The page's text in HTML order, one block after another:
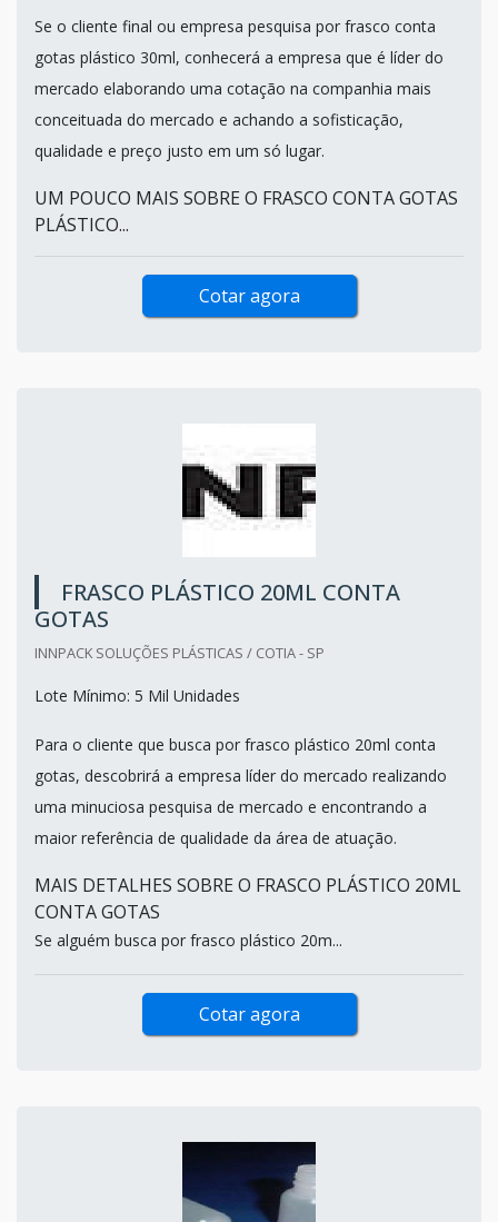
Se o cliente final ou empresa pesquisa por frasco conta
gotas plástico 30ml, conhecerá a empresa que é líder do
mercado elaborando uma cotação na companhia mais
conceituada do mercado e achando a sofisticação,
qualidade e preço justo em um só lugar.
UM POUCO MAIS SOBRE O FRASCO CONTA GOTAS
PLÁSTICO...
Cotar agora
FRASCO PLÁSTICO 20ML CONTA
GOTAS
INNPACK SOLUÇÕES PLÁSTICAS / COTIA - SP
Lote Mínimo: 5 Mil Unidades
Para o cliente que busca por frasco plástico 20ml conta
gotas, descobrirá a empresa líder do mercado realizando
uma minuciosa pesquisa de mercado e encontrando a
maior referência de qualidade da área de atuação.
MAIS DETALHES SOBRE O FRASCO PLÁSTICO 20ML
CONTA GOTAS
Se alguém busca por frasco plástico 20m...
Cotar agora